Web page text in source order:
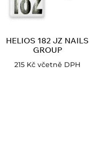
HELIOS 182 JZ NAILS
GROUP
215 Kč včetně DPH